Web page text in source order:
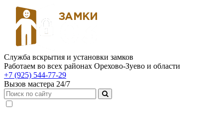
Служба вскрытия и установки замков
Работаем во всех районах Орехово-Зуево и области
+7 (925) 544-77-29
Вызов мастера 24/7